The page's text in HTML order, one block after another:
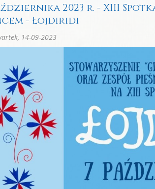
2023 r. - XIII
- Łojdiridi
14-09-2023